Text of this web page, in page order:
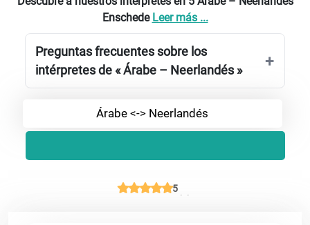
Enschede Leer más ...
Preguntas frecuentes sobre los
intérpretes de « Árabe – Neerlandés »
Árabe <-> Neerlandés
5